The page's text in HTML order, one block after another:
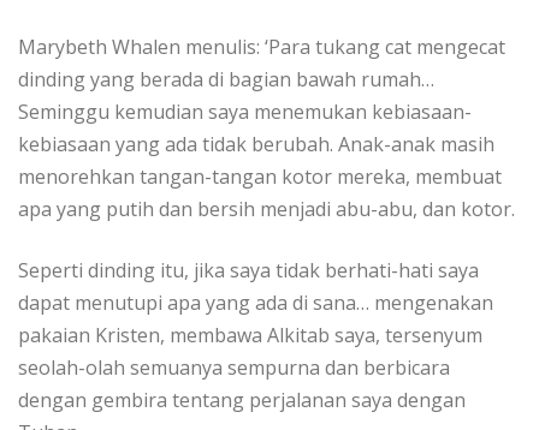
Marybeth Whalen menulis: ‘Para tukang cat mengecat
dinding yang berada di bagian bawah rumah…
Seminggu kemudian saya menemukan kebiasaan-
kebiasaan yang ada tidak berubah. Anak-anak masih
menorehkan tangan-tangan kotor mereka, membuat
apa yang putih dan bersih menjadi abu-abu, dan kotor.
Seperti dinding itu, jika saya tidak berhati-hati saya
dapat menutupi apa yang ada di sana… mengenakan
pakaian Kristen, membawa Alkitab saya, tersenyum
seolah-olah semuanya sempurna dan berbicara
dengan gembira tentang perjalanan saya dengan